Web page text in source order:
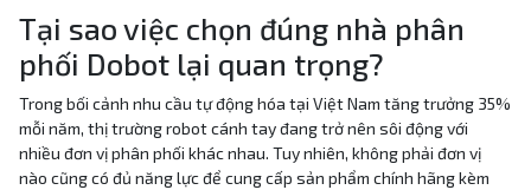
Tại sao việc chọn đúng nhà phân
phối Dobot lại quan trọng?
Trong bối cảnh nhu cầu tự động hóa tại Việt Nam tăng trưởng 35%
mỗi năm, thị trường robot cánh tay đang trở nên sôi động với
nhiều đơn vị phân phối khác nhau. Tuy nhiên, không phải đơn vị
nào cũng có đủ năng lực để cung cấp sản phẩm chính hãng kèm